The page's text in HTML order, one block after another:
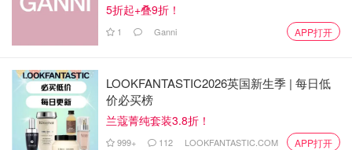
个系列中，她用自己的手写体重新诠释了标志性的Logo；
随后几天里，CK在Lyst上的搜索量增加了22%。
5折起+叠9折！
1 Ganni APP打开
LOOKFANTASTIC2026英国新生季 | 每日低
价必买榜
兰蔻菁纯套装3.8折！
999+ 112 LOOKFANTASTIC.COM APP打开